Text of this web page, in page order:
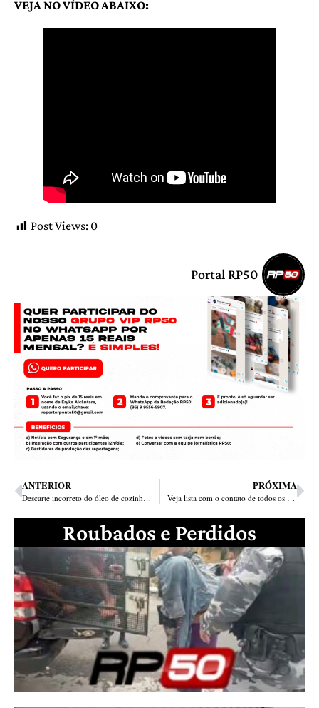
VEJA NO VÍDEO ABAIXO:
Post Views: 0
Portal RP50
ANTERIOR
Descarte incorreto do óleo de cozinha causa impactos ao meio ambiente
PRÓXIMA
Veja lista com o contato de todos os Comandos e Viaturas da Polícia Militar em Teresina
Roubados e Perdidos